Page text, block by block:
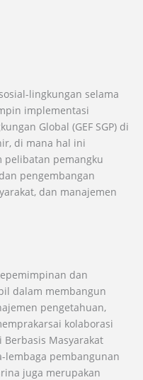
lingkungan selama
implementasi
Global (GEF SGP) di
di mana hal ini
pelibatan pemangku
pengembangan
dan manajemen
dan
dalam membangun
pengetahuan,
kolaborasi
Berbasis Masyarakat
lembaga pembangunan
juga merupakan